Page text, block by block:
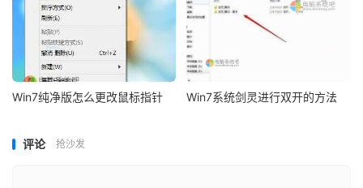
Win7纯净版怎么更改鼠标指针 Win7系统剑灵进行双开的方法
评论 抢沙发